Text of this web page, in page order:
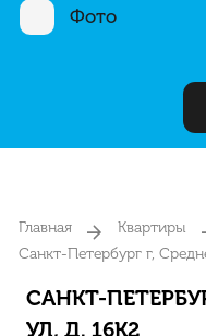
Фото
Главная
Квартиры
Санкт-Петербург г,
САНКТ-
УЛ, Д. 16К2